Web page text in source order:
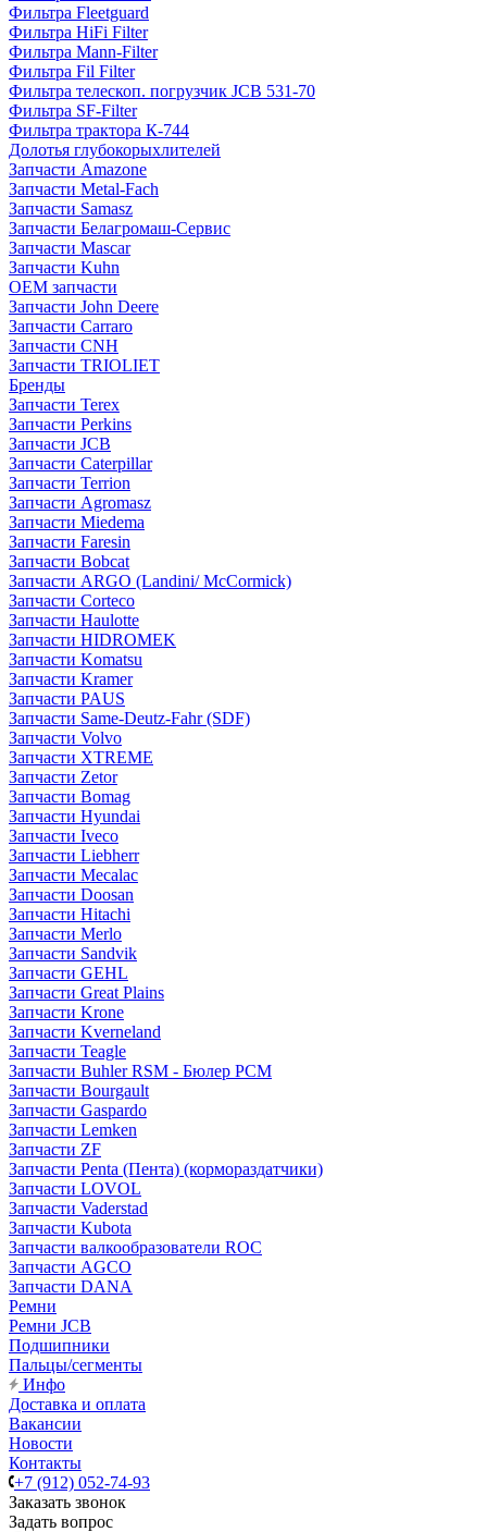
Фильтра Fleetguard
Фильтра HiFi Filter
Фильтра Mann-Filter
Фильтра Fil Filter
Фильтра телескоп. погрузчик JCB 531-70
Фильтра SF-Filter
Фильтра трактора К-744
Долотья глубокорыхлителей
Запчасти Amazone
Запчасти Metal-Fach
Запчасти Samasz
Запчасти Белагромаш-Сервис
Запчасти Mascar
Запчасти Kuhn
OEM запчасти
Запчасти John Deere
Запчасти Carraro
Запчасти CNH
Запчасти TRIOLIET
Бренды
Запчасти Terex
Запчасти Perkins
Запчасти JCB
Запчасти Caterpillar
Запчасти Terrion
Запчасти Agromasz
Запчасти Miedema
Запчасти Faresin
Запчасти Bobcat
Запчасти ARGO (Landini/ McCormick)
Запчасти Corteco
Запчасти Haulotte
Запчасти HIDROMEK
Запчасти Komatsu
Запчасти Kramer
Запчасти PAUS
Запчасти Same-Deutz-Fahr (SDF)
Запчасти Volvo
Запчасти XTREME
Запчасти Zetor
Запчасти Bomag
Запчасти Hyundai
Запчасти Iveco
Запчасти Liebherr
Запчасти Mecalac
Запчасти Doosan
Запчасти Hitachi
Запчасти Merlo
Запчасти Sandvik
Запчасти GEHL
Запчасти Great Plains
Запчасти Krone
Запчасти Kverneland
Запчасти Teagle
Запчасти Buhler RSM - Бюлер РСМ
Запчасти Bourgault
Запчасти Gaspardo
Запчасти Lemken
Запчасти ZF
Запчасти Penta (Пента) (кормораздатчики)
Запчасти LOVOL
Запчасти Vaderstad
Запчасти Kubota
Запчасти валкообразователи ROC
Запчасти AGCO
Запчасти DANA
Ремни
Ремни JCB
Подшипники
Пальцы/сегменты
Инфо
Доставка и оплата
Вакансии
Новости
Контакты
+7 (912) 052-74-93
Заказать звонок
Задать вопрос